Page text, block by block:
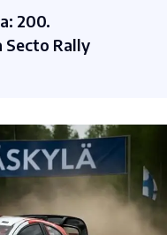
200.
Secto Rally